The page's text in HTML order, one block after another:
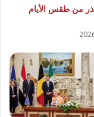
من طقس الأيام